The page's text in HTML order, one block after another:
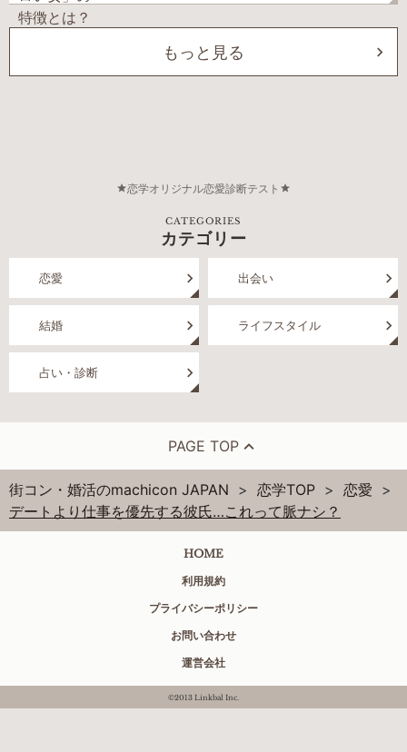
もっと見る
恋学オリジナル恋愛診断テスト
CATEGORIES
カテゴリー
恋愛 出会い
結婚 ライフスタイル
占い・診断
PAGE TOP
街コン・婚活のmachicon JAPAN 恋学TOP
恋愛
デートより仕事を優先する彼氏…これって脈ナシ？
HOME
利用規約
プライバシーポリシー
お問い合わせ
運営会社
©2013 Linkbal Inc.